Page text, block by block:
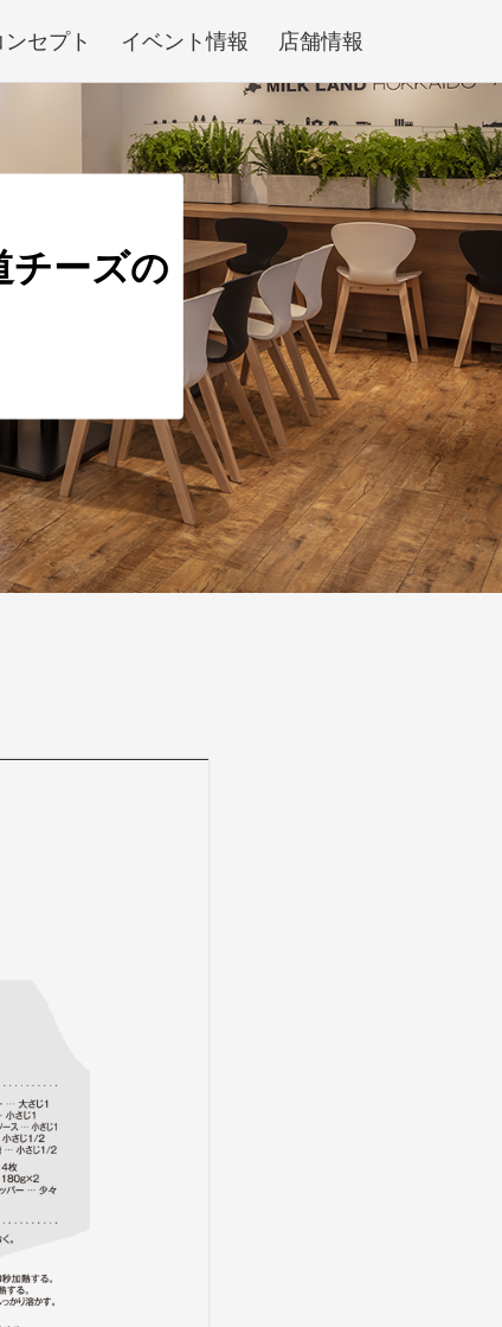
ンセプト イベント情報 店舗情報
チーズの